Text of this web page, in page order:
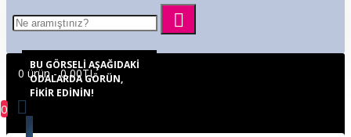
0 ürün - 0,00TL
0
BU GÖRSELI AŞAĞIDAKI
ODALARDA GÖRÜN,
FIKIR EDININ!